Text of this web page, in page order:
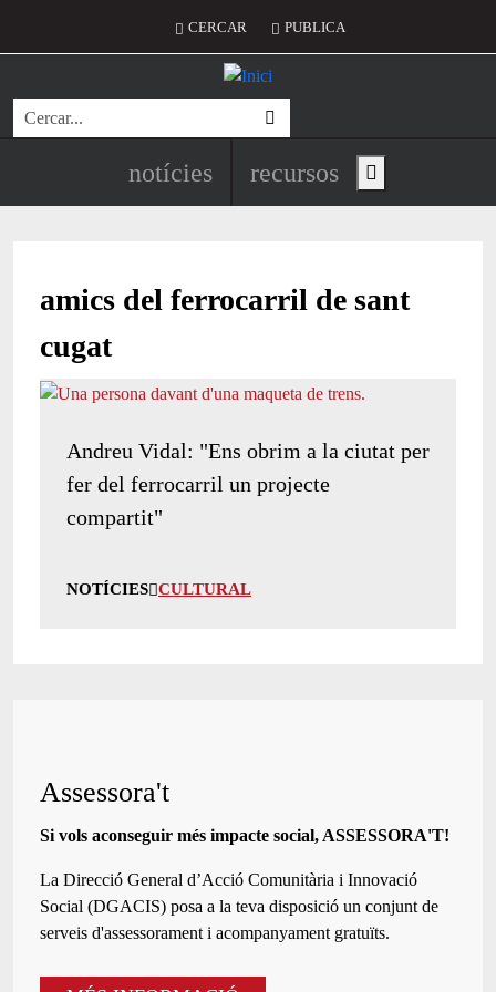
Menú del compte d'usuari
CERCAR PUBLICA
Cerca
Navegació principal de
notícies recursos Show main menu
amics del ferrocarril de sant
cugat
Andreu Vidal: "Ens obrim a la ciutat per
fer del ferrocarril un projecte
compartit"
NOTÍCIES CULTURAL
Assessora't
Si vols aconseguir més impacte social, ASSESSORA'T!
La Direcció General d’Acció Comunitària i Innovació
Social (DGACIS) posa a la teva disposició un conjunt de
serveis d'assessorament i acompanyament gratuïts.